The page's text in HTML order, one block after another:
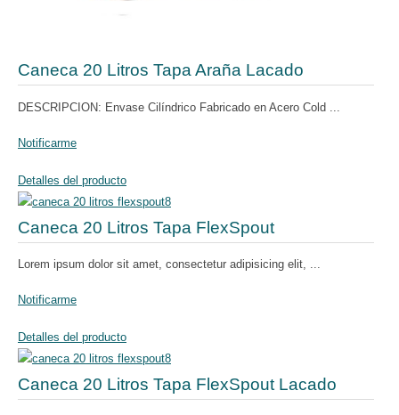
Caneca 20 Litros Tapa Araña Lacado
DESCRIPCION: Envase Cilíndrico Fabricado en Acero Cold ...
Notificarme
Detalles del producto
Caneca 20 Litros Tapa FlexSpout
Lorem ipsum dolor sit amet, consectetur adipisicing elit, ...
Notificarme
Detalles del producto
Caneca 20 Litros Tapa FlexSpout Lacado